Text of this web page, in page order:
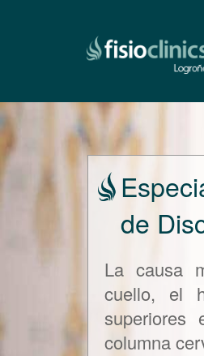
contenido
principal
de
La causa
cuello, el
columna